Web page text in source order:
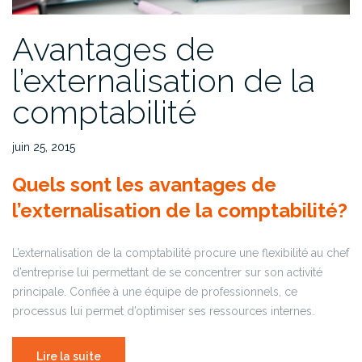
Avantages de
l’externalisation de la
comptabilité
juin 25, 2015
Quels sont les avantages de
l’externalisation de la comptabilité?
L’externalisation de la comptabilité procure une flexibilité au chef
d’entreprise lui permettant de se concentrer sur son activité
principale. Confiée à une équipe de professionnels, ce
processus lui permet d’optimiser ses ressources internes.
Lire la suite